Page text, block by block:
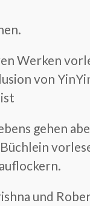
Werken
von
gehen
und